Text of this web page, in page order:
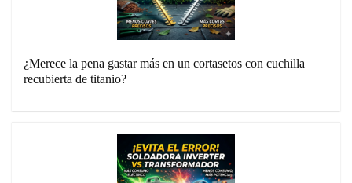
¿Merece la pena gastar más en un cortasetos con cuchilla
recubierta de titanio?